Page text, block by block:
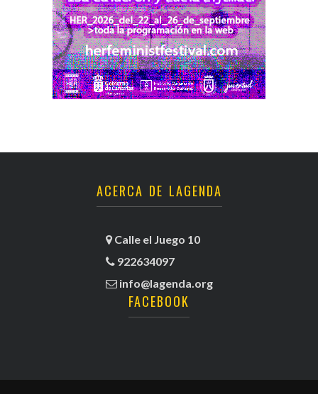
ACERCA DE LAGENDA
Calle el Juego 10
922634097
info@lagenda.org
FACEBOOK